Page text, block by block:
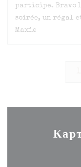
participe. Bravo
soirée, un régal
Maxie